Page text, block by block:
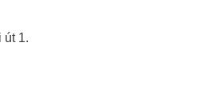
út 1.